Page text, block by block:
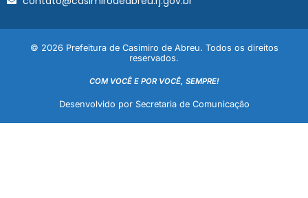
© 2026 Prefeitura de Casimiro de Abreu. Todos os direitos
reservados.
COM VOCÊ E POR VOCÊ, SEMPRE!
Desenvolvido por Secretaria de Comunicação